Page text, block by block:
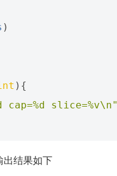
)
){
cap=%d slice=%v\n"
出结果如下